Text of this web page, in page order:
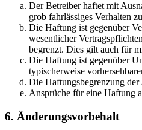
Der Betreiber haftet mit
grob fahrlässiges Verhalten
Die Haftung ist gegenüber
wesentlicher
begrenzt. Dies gilt auch für
Die Haftung ist gegenüber
typischerweise
Die Haftungsbegrenzung
Ansprüche für eine Haftung
6. Änderungsvorbehalt